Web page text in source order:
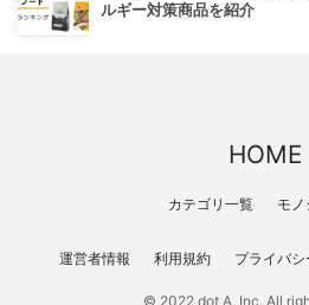
ルギー対策商品を紹介
HOME
カテゴリ一覧 モノ
運営者情報 利用規約 プライバ
© 2022 dot A, Inc. All